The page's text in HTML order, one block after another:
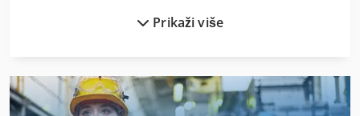
Industrijskih Klima-Uređaj
Ka 77
Prikaži više